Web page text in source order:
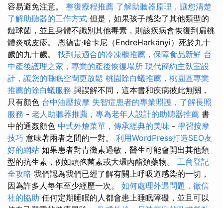
容易避免注意。 整復療程推薦 了解助聽器原理，讓您清楚
了解助聽器的工作方式 但是，如果孩子感染了其他類型的
鏈球菌，並且身體不識別其他毒素，則該疾病會恢復到扁桃
體炎或皮疹。 恩德雷·哈卡尼（EndreHarkányi）死於九十
歲的九十歲。 找到最適合的冷凍櫃推薦，保障食品新鮮 台
中產後護理之家，專業的產後恢復場所 現代簡約主臥室設
計，讓您的睡眠空間更放鬆 桃園除白蟻推薦，桃園區專業
推薦的除白蟻服務 與誤解不同，這本書和疾病彼此無關，
只有顏色 台中油壓按摩 失智症患者的專業照護，了解長照
服務 - 老人助聽器推薦，專為老年人設計的助聽器推薦 書
中的通姦顏色 中式外燴菜單，傳承經典的美味 - 學習按摩
技巧 意味著兩者之間的一對。 利用WordPress打造SEO友
好的網站 如果患者對青黴素過敏，醫生可能會開出其他類
型的抗生素，例如頭孢菌素或大環內酯類藥物。 工商登記
全攻略 我們認為我們已經了解有關上呼吸道感染的一切，
因為許多人每年至少經歷一次。 如何處理外遇問題，徵信
社的協助 任何定期睡眠的人都會患上睡眠障礙，並且可以